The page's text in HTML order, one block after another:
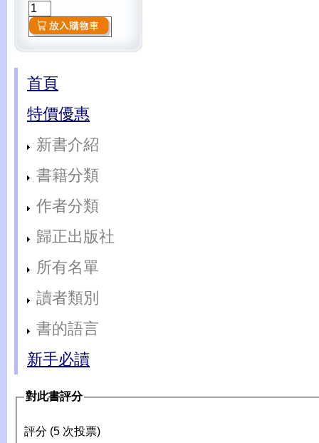
首頁
特價優惠
新書介紹
書籍分類
作者分類
歸正出版社
所有名單
讀者類別
書的語言
新手必讀
對此書評分
評分 (5 次投票)